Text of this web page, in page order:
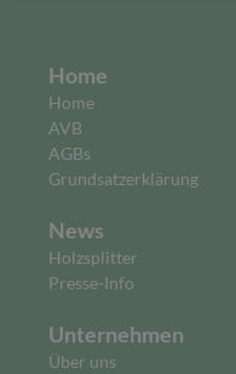
Home
Home
AVB
AGBs
Grundsatzerklärung
News
Holzsplitter
Presse-Info
Unternehmen
Über uns